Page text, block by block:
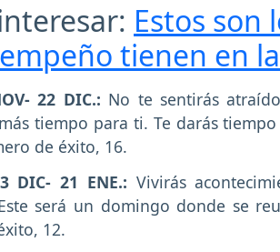
Estos son
tienen en
22 DIC.: No te sentirás
tiempo para ti. Te darás
de éxito, 16.
DIC- 21 ENE.: Vivirás
será un domingo donde se
12.